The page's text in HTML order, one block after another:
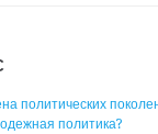
политических
политика?